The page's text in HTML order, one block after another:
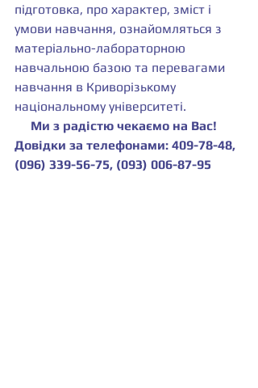
підготовка, про характер, зміст і
умови навчання, ознайомляться з
матеріально-лабораторною
навчальною базою та перевагами
навчання в Криворізькому
національному університеті.
     Ми з радістю чекаємо на Вас!
Довідки за телефонами: 409-78-48,
(096) 339-56-75, (093) 006-87-95